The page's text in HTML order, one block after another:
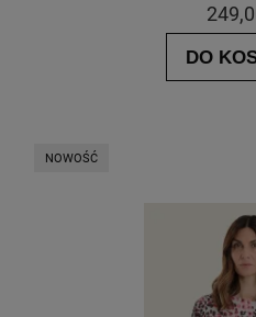
DO
NOWOŚĆ